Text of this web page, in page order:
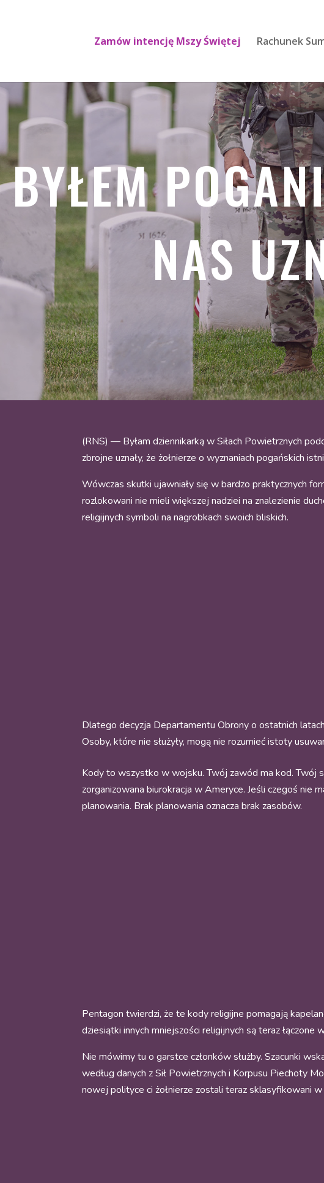
Zamów intencję Mszy Świętej Rachunek
BYŁEM
NAS
(RNS) — Byłam dziennikarką w Siłach Powietrznych
zbrojne uznały, że żołnierze o wyznaniach pogańskich
Wówczas skutki ujawniały się w bardzo praktycznych
rozlokowani nie mieli większej nadziei na znalezienie
religijnych symboli na nagrobkach swoich bliskich.
Dlatego decyzja Departamentu Obrony o ostatnich
Osoby, które nie służyły, mogą nie rozumieć istoty
Kody to wszystko w wojsku. Twój zawód ma kod. Twój
zorganizowana biurokracja w Ameryce. Jeśli czegoś nie
planowania. Brak planowania oznacza brak zasobów.
Pentagon twierdzi, że te kody religijne pomagają
dziesiątki innych mniejszości religijnych są teraz łączone
Nie mówimy tu o garstce członków służby. Szacunki
według danych z Sił Powietrznych i Korpusu Piechoty
nowej polityce ci żołnierze zostali teraz sklasyfikowani